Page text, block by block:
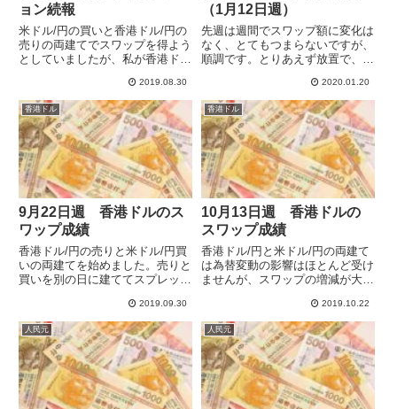
ョン続報
米ドル/円の買いと香港ドル/円の
売りの両建てでスワップを得よう
としていましたが、私が香港ド
と、すぐに香港ドルは上昇しスワ
ップはマイナスになりました。ま
たダメポジを建ててしまいまし
た。ダメポジのコレクションが増
え...
2019.08.30
（1月12日週）
先週は週間でスワップ額に変化は
なく、とてもつまらないですが、
順調です。とりあえず放置で、こ
どです。過去の収益率は、建玉の
数が変わっているため変化してい
ますが、1セットに付与される1
日のスワップの額はほとんど変
わ...
2020.01.20
香港ドル
9月22日週 香港ドルのス
ワップ成績
香港ドル/円の売りと米ドル/円買
いの両建てを始めました。売りと
買いを別の日に建ててスプレッド
ップの合計はちょうどプラスマイ
ナスゼロです。週の途中でポジシ
ョンを建てたので、週間スワップ
額は実際に獲得した額ではあり...
2019.09.30
香港ドル
10月13日週 香港ドルの
スワップ成績
香港ドル/円と米ドル/円の両建て
は為替変動の影響はほとんど受け
ませんが、スワップの増減が大き
FXトレードとクリック365で比較
しています。クリック365は年換
算で収益率19％近くになるにも
関わらず、うまく米ド...
2019.10.22
人民元 人民元